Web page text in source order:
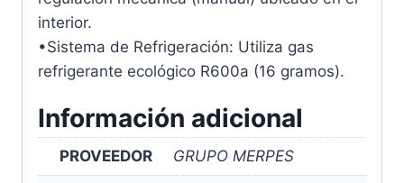
interior.
•Sistema de Refrigeración: Utiliza gas
refrigerante ecológico R600a (16 gramos).
Información adicional
PROVEEDOR GRUPO MERPES